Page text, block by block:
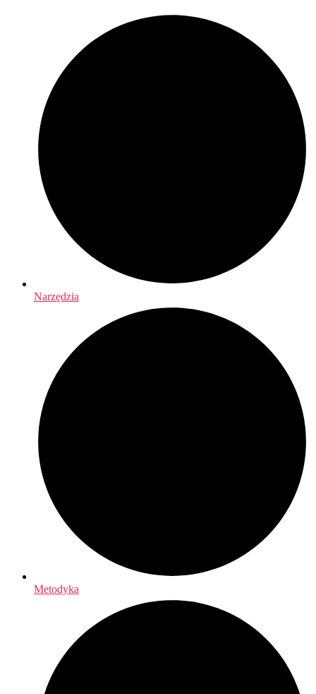
Narzędzia
Metodyka